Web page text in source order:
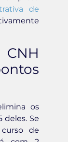
de
os
deles. Se
de